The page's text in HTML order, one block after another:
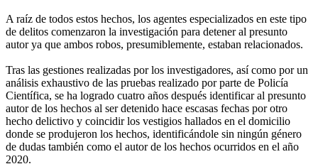
A raíz de todos estos hechos, los agentes especializados en este tipo
de delitos comenzaron la investigación para detener al presunto
autor ya que ambos robos, presumiblemente, estaban relacionados.
Tras las gestiones realizadas por los investigadores, así como por un
análisis exhaustivo de las pruebas realizado por parte de Policía
Científica, se ha logrado cuatro años después identificar al presunto
autor de los hechos al ser detenido hace escasas fechas por otro
hecho delictivo y coincidir los vestigios hallados en el domicilio
donde se produjeron los hechos, identificándole sin ningún género
de dudas también como el autor de los hechos ocurridos en el año
2020.